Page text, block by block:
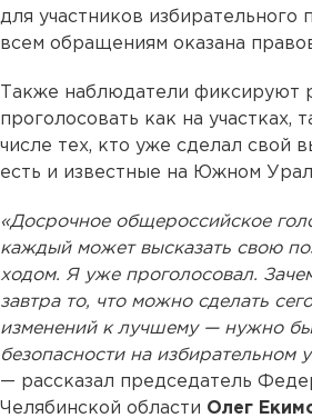
для участников избирательного
всем обращениям оказана
Также наблюдатели фиксируют
проголосовать как на участках,
числе тех, кто уже сделал свой
есть и известные на Южном
«Досрочное общероссийское
каждый может высказать свою
ходом. Я уже проголосовал.
завтра то, что можно сделать
изменений к лучшему — нужно
безопасности на избирательном
— рассказал председатель
Челябинской области Олег